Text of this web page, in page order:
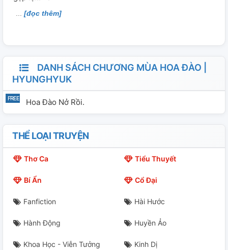
[đọc thêm]
DANH SÁCH CHƯƠNG MÙA HOA ĐÀO |
HYUNGHYUK
Hoa Đào Nở Rồi.
THỂ LOẠI TRUYỆN
Thơ Ca Tiểu Thuyết
Bí Ẩn Cổ Đại
Fanfiction Hài Hước
Hành Động Huyền Ảo
Khoa Học - Viễn Tưởng Kinh Dị